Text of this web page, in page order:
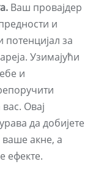
Ваш провајдер
и
потенцијал за
Узимајући
и
Овај
да добијете
акне, а
ефекте.